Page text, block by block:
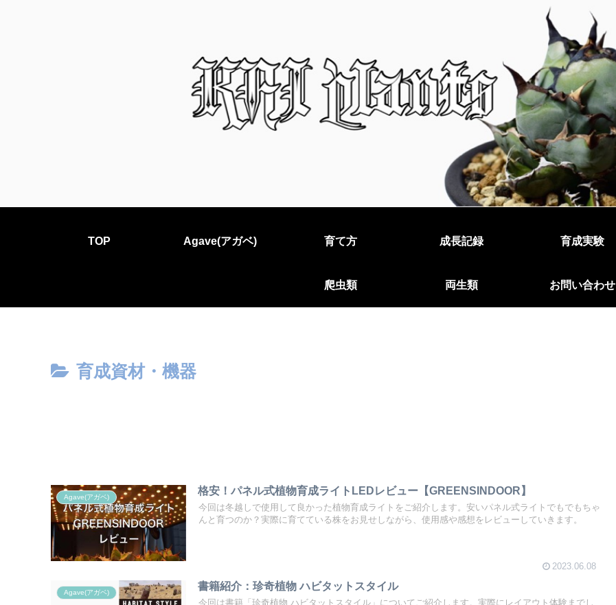
TOP Agave(アガベ) 育て方 成長記録 育成実験
爬虫類 両生類 お問い合わせ
育成資材・機器
Agave(アガベ)
格安！パネル式植物育成ライトLEDレビュー【GREENSINDOOR】
今回は冬越しで使用して良かった植物育成ライトをご紹介します。安いパネル式ライトでもでもちゃ
んと育つのか？実際に育てている株をお見せしながら、使用感や感想をレビューしていきます。
2023.06.08
Agave(アガベ)
書籍紹介：珍奇植物 ハビタットスタイル